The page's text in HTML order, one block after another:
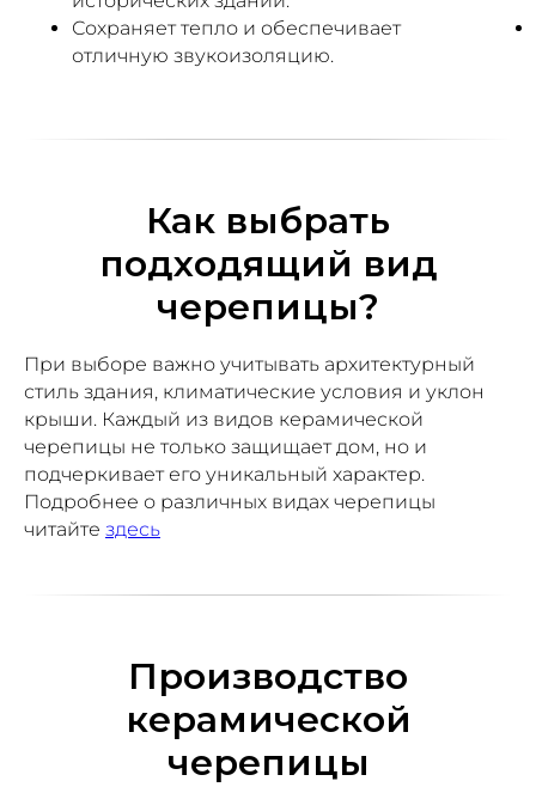
Сохраняет тепло и обеспечивает
отличную звукоизоляцию.
Как выбрать
подходящий вид
черепицы?
При выборе важно учитывать архитектурный
стиль здания, климатические условия и уклон
крыши. Каждый из видов керамической
черепицы не только защищает дом, но и
подчеркивает его уникальный характер.
Подробнее о различных видах черепицы
читайте здесь
Производство
керамической
черепицы